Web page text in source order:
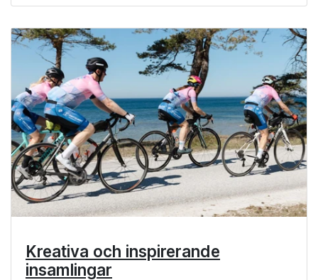
Kreativa och inspirerande
insamlingar